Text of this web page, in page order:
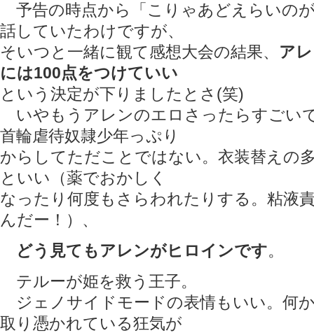
予告の時点から「こりゃあどえらいの
話していたわけですが、
そいつと一緒に観て感想大会の結果、 ア
には100点をつけていい
という決定が下りましたとさ(笑)
いやもうアレンのエロさったらすごい
首輪虐待奴隷少年っぷり
からしてただことではない。衣装替えの
といい（薬でおかしく
なったり何度もさらわれたりする。粘液
んだー！）、
どう見てもアレンがヒロインです。
テルーが姫を救う王子。
ジェノサイドモードの表情もいい。何
取り憑かれている狂気が